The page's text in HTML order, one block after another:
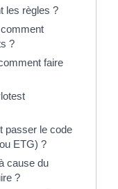
les règles ?
?
faire
passer le code
ETG) ?
cause du
?